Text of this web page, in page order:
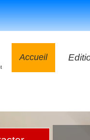
Accueil